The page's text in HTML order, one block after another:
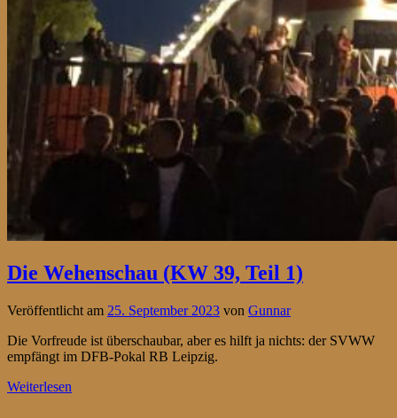
Die Wehenschau (KW 39, Teil 1)
Veröffentlicht am 25. September 2023 von Gunnar
Die Vorfreude ist überschaubar, aber es hilft ja nichts: der SVWW
empfängt im DFB-Pokal RB Leipzig.
Weiterlesen